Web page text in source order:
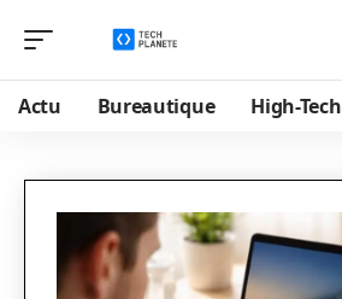
Actu Bureautique High-Tech